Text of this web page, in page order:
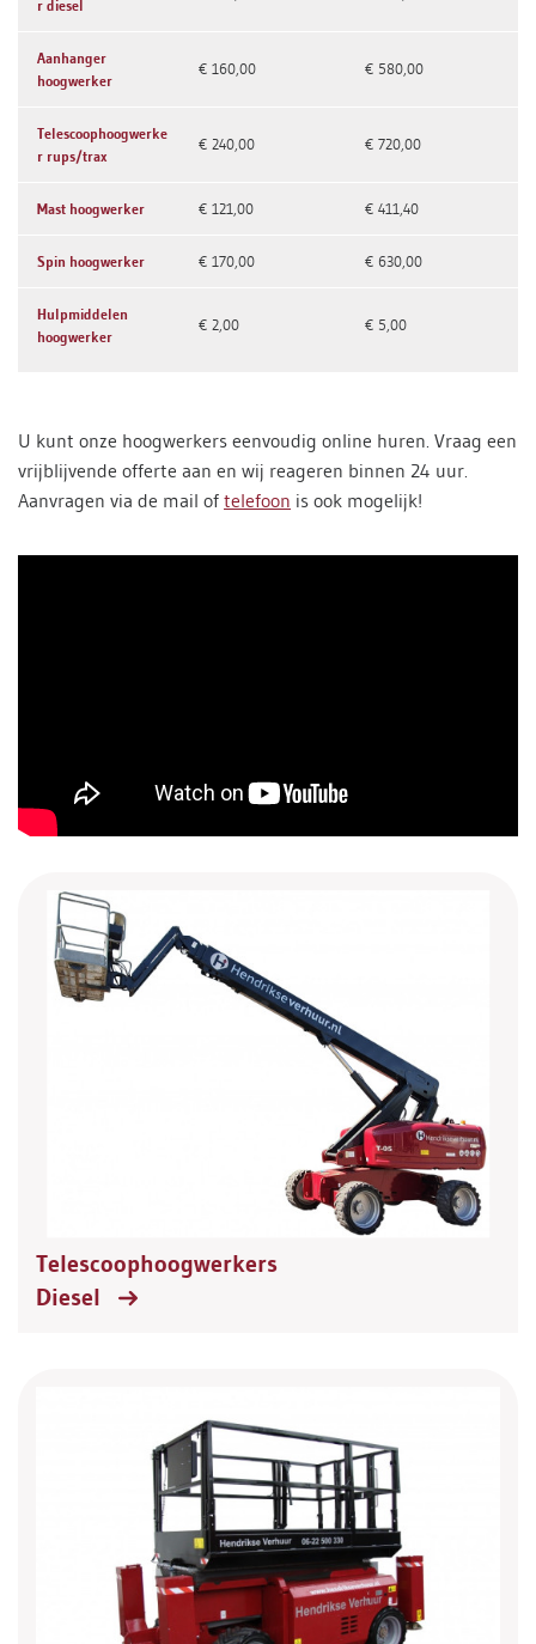
r diesel
Aanhanger
hoogwerker
€ 160,00 € 580,00
Telescoophoogwerke
r rups/trax
€ 240,00 € 720,00
Mast hoogwerker € 121,00 € 411,40
Spin hoogwerker € 170,00 € 630,00
Hulpmiddelen
hoogwerker
€ 2,00 € 5,00
U kunt onze hoogwerkers eenvoudig online huren. Vraag een
vrijblijvende offerte aan en wij reageren binnen 24 uur.
Aanvragen via de mail of telefoon is ook mogelijk!
Telescoophoogwerkers
Diesel